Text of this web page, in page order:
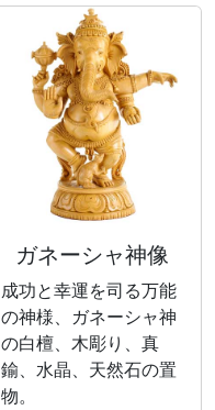
ガネーシャ神像
成功と幸運を司る万能
の神様、ガネーシャ神
の白檀、木彫り、真
鍮、水晶、天然石の置
物。